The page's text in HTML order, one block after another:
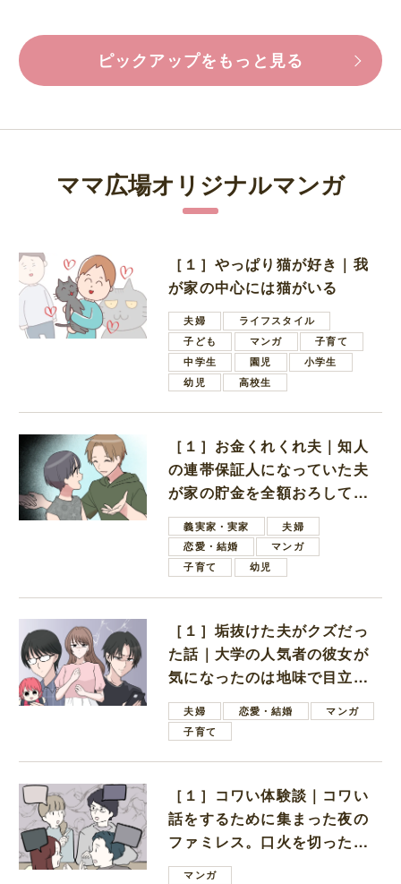
ピックアップをもっと見る
ママ広場オリジナルマンガ
［１］やっぱり猫が好き｜我
が家の中心には猫がいる
夫婦
ライフスタイル
子ども
マンガ
子育て
中学生
園児
小学生
幼児
高校生
［１］お金くれくれ夫｜知人
の連帯保証人になっていた夫
が家の貯金を全額おろしてほ
しいと言ってきた
義実家・実家
夫婦
恋愛・結婚
マンガ
子育て
幼児
［１］垢抜けた夫がクズだっ
た話｜大学の人気者の彼女が
気になったのは地味で目立た
ない男子学生
夫婦 恋愛・結婚
マンガ
子育て
［１］コワい体験談｜コワい
話をするために集まった夜の
ファミレス。口火を切ったの
は電車好きの男の子ママ
マンガ